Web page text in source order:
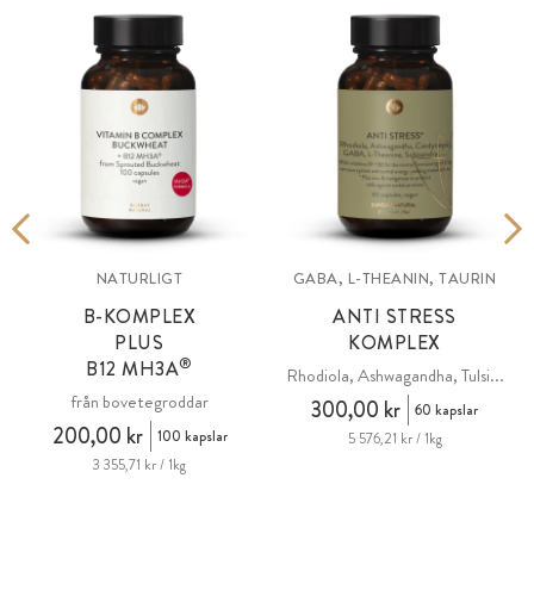
NATURLIGT
B-KOMPLEX
PLUS
B12MH3A®
från bovetegroddar
200,00 kr
100 kapslar
3 355,71 kr / 1kg
GABA, L-THEANIN, TAURIN
ANTI STRESS
KOMPLEX
Rhodiola, Ashwagandha, Tulsi...
300,00 kr
60 kapslar
5 576,21 kr / 1kg